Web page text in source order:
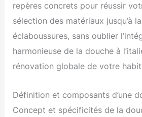
repères concrets pour réussir
sélection des matériaux jusqu’à
éclaboussures, sans oublier
harmonieuse de la douche à
rénovation globale de votre
Définition et composants d’une
Concept et spécificités de la